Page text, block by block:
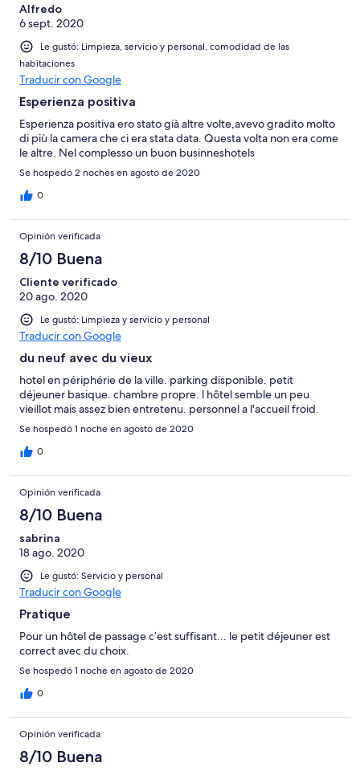
Alfredo
6 sept. 2020
Le gustó: Limpieza, servicio y personal, comodidad de las
habitaciones
Traducir con Google
Esperienza positiva
Esperienza positiva ero stato già altre volte,avevo gradito molto
di più la camera che ci era stata data. Questa volta non era come
le altre. Nel complesso un buon businneshotels
Se hospedó 2 noches en agosto de 2020
0
Opinión verificada
8/10 Buena
Cliente verificado
20 ago. 2020
Le gustó: Limpieza y servicio y personal
Traducir con Google
du neuf avec du vieux
hotel en périphérie de la ville. parking disponible. petit
déjeuner basique. chambre propre. l hôtel semble un peu
vieillot mais assez bien entretenu. personnel a l'accueil froid.
Se hospedó 1 noche en agosto de 2020
0
Opinión verificada
8/10 Buena
sabrina
18 ago. 2020
Le gustó: Servicio y personal
Traducir con Google
Pratique
Pour un hôtel de passage c’est suffisant... le petit déjeuner est
correct avec du choix.
Se hospedó 1 noche en agosto de 2020
0
Opinión verificada
8/10 Buena